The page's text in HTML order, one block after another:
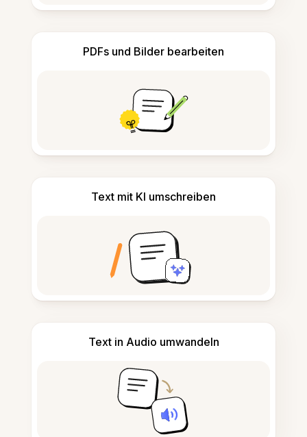
PDFs und Bilder bearbeiten
Text mit KI umschreiben
Text in Audio umwandeln